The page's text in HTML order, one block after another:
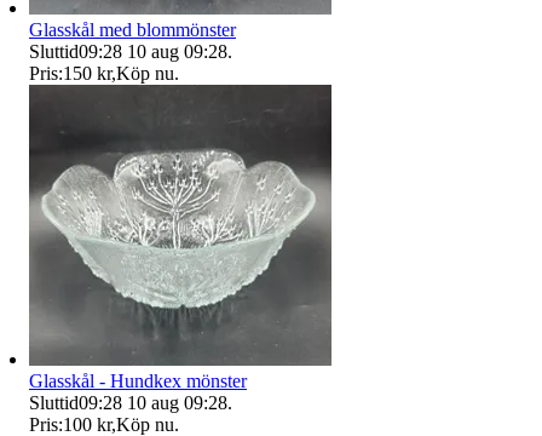
Glasskål med blommönster
Sluttid09:28 10 aug 09:28.
Pris:150 kr,Köp nu.
Glasskål - Hundkex mönster
Sluttid09:28 10 aug 09:28.
Pris:100 kr,Köp nu.